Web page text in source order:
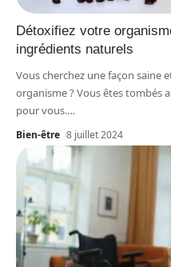
Détoxifiez votre
ingrédients naturels
Vous cherchez une façon saine
organisme ? Vous êtes tombés
pour vous.…
Bien-être 8 juillet 2024